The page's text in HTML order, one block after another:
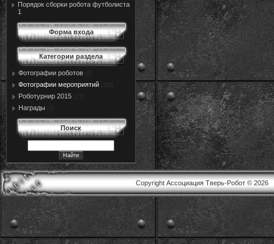
Порядок сборки робота футболиста
1
Форма входа
Категории раздела
Фотографии роботов
Фотографии мероприятий
Роботурнир 2015
Награды
Поиск
Copyright Ассоциация Тверь-Робот © 2026